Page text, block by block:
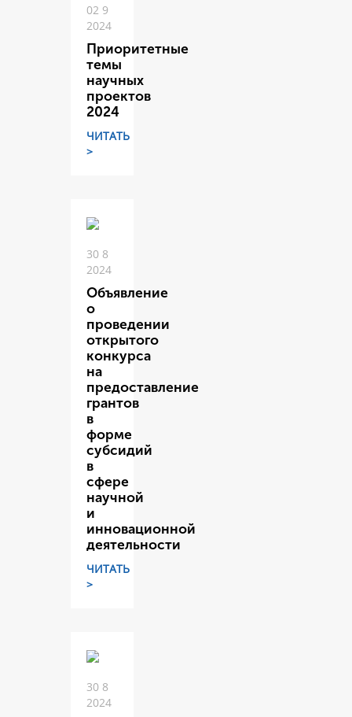
02 9
2024
Приоритетные
темы
научных
проектов
2024
ЧИТАТЬ
>
30 8
2024
Объявление
о
проведении
открытого
конкурса
на
предоставление
грантов
в
форме
субсидий
в
сфере
научной
и
инновационной
деятельности
ЧИТАТЬ
>
30 8
2024